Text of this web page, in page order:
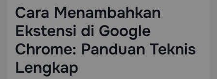
Cara Menambahkan
Ekstensi di Google
Chrome: Panduan Teknis
Lengkap